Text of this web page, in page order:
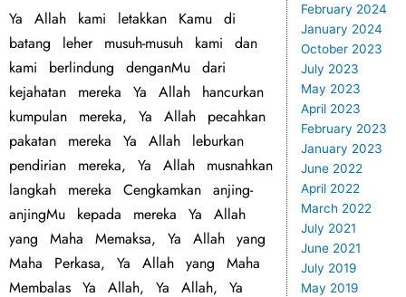
Ya Allah kami letakkan Kamu di
batang leher musuh-musuh kami dan
kami berlindung denganMu dari
kejahatan mereka Ya Allah hancurkan
kumpulan mereka, Ya Allah pecahkan
pakatan mereka Ya Allah leburkan
pendirian mereka, Ya Allah musnahkan
langkah mereka Cengkamkan anjing-
anjingMu kepada mereka Ya Allah
yang Maha Memaksa, Ya Allah yang
Maha Perkasa, Ya Allah yang Maha
Membalas Ya Allah, Ya Allah, Ya
February 2024
January 2024
October 2023
July 2023
May 2023
April 2023
February 2023
January 2023
June 2022
April 2022
March 2022
July 2021
June 2021
July 2019
May 2019